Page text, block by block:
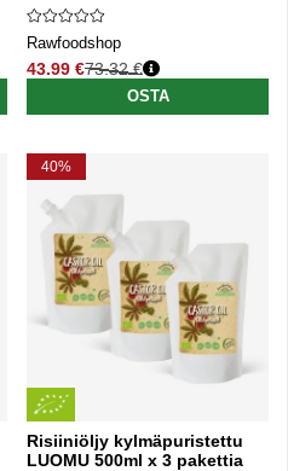
Rawfoodshop
43.99 €
Normaali hinta
73.32 €
OSTA
40%
Risiiniöljy kylmäpuristettu
LUOMU 500ml x 3 pakettia